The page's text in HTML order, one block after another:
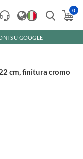
0
SU GOOGLE
cm, finitura cromo